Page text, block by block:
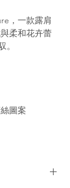
，一款露肩
柔和花卉蕾
圖案